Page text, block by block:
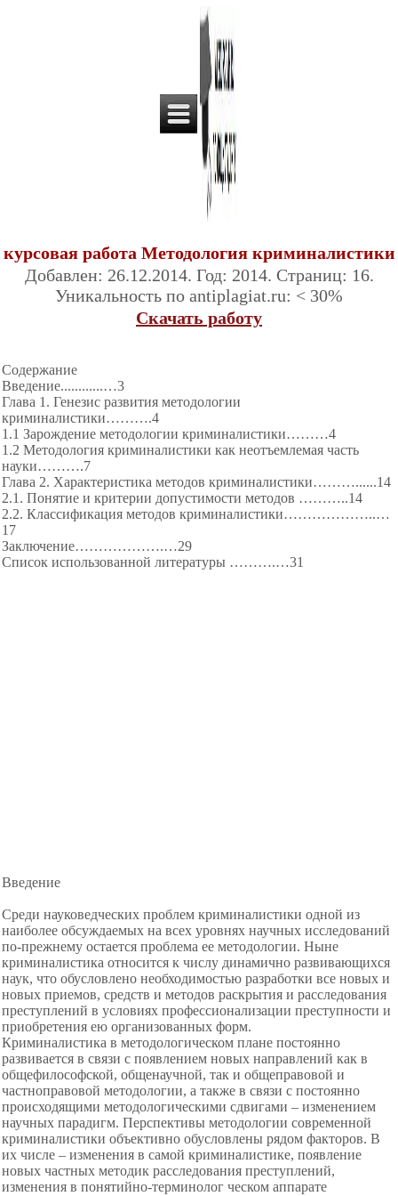
курсовая работа Методология криминалистики
Добавлен: 26.12.2014. Год: 2014. Страниц: 16.
Уникальность по antiplagiat.ru: < 30%
Скачать работу
Содержание
Введение............…3
Глава 1. Генезис развития методологии
криминалистики……….4
1.1 Зарождение методологии криминалистики………4
1.2 Методология криминалистики как неотъемлемая часть
науки……….7
Глава 2. Характеристика методов криминалистики………......14
2.1. Понятие и критерии допустимости методов ………..14
2.2. Классификация методов криминалистики………………..…
17
Заключение……………….…29
Список использованной литературы ……….…31
Введение
Среди науковедческих проблем криминалистики одной из
наиболее обсуждаемых на всех уровнях научных исследований
по-прежнему остается проблема ее методологии. Ныне
криминалистика относится к числу динамично развивающихся
наук, что обусловлено необходимостью разработки все новых и
новых приемов, средств и методов раскрытия и расследования
преступлений в условиях профессионализации преступности и
приобретения ею организованных форм.
Криминалистика в методологическом плане постоянно
развивается в связи с появлением новых направлений как в
общефилософской, общенаучной, так и общеправовой и
частноправовой методологии, а также в связи с постоянно
происходящими методологическими сдвигами – изменением
научных парадигм. Перспективы методологии современной
криминалистики объективно обусловлены рядом факторов. В
их числе – изменения в самой криминалистике, появление
новых частных методик расследования преступлений,
изменения в понятийно-терминолог ческом аппарате